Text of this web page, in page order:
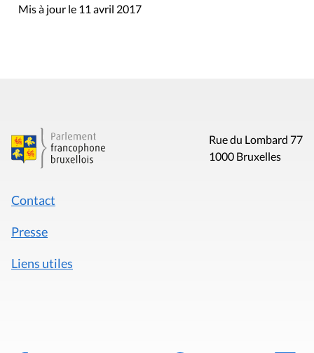
Mis à jour le 11 avril 2017
Rue du Lombard 77
1000 Bruxelles
Contact
Presse
Liens utiles